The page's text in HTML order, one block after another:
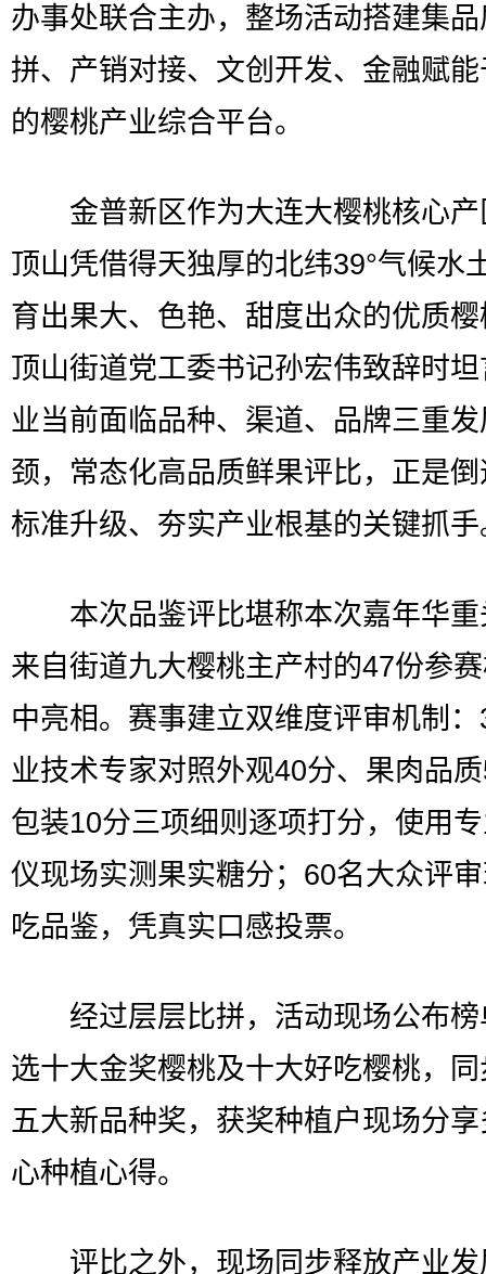
办事处联合主办，整场活动搭建集
拼、产销对接、文创开发、金融赋
的樱桃产业综合平台。
金普新区作为大连大樱桃核心产
顶山凭借得天独厚的北纬39°气候水
育出果大、色艳、甜度出众的优质
顶山街道党工委书记孙宏伟致辞时
业当前面临品种、渠道、品牌三重
颈，常态化高品质鲜果评比，正是
标准升级、夯实产业根基的关键抓手
本次品鉴评比堪称本次嘉年华重
来自街道九大樱桃主产村的47份参
中亮相。赛事建立双维度评审机制
业技术专家对照外观40分、果肉品
包装10分三项细则逐项打分，使用
仪现场实测果实糖分；60名大众评
吃品鉴，凭真实口感投票。
经过层层比拼，活动现场公布榜
选十大金奖樱桃及十大好吃樱桃，
五大新品种奖，获奖种植户现场分
心种植心得。
评比之外，现场同步释放产业发